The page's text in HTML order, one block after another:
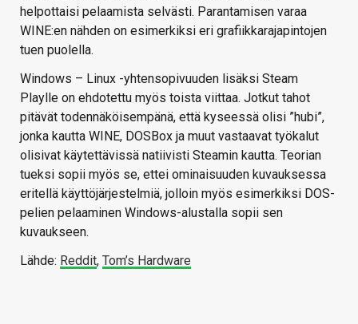
helpottaisi pelaamista selvästi. Parantamisen varaa
WINE:en nähden on esimerkiksi eri grafiikkarajapintojen
tuen puolella.
Windows – Linux -yhtensopivuuden lisäksi Steam
Playlle on ehdotettu myös toista viittaa. Jotkut tahot
pitävät todennäköisempänä, että kyseessä olisi ”hubi”,
jonka kautta WINE, DOSBox ja muut vastaavat työkalut
olisivat käytettävissä natiivisti Steamin kautta. Teorian
tueksi sopii myös se, ettei ominaisuuden kuvauksessa
eritellä käyttöjärjestelmiä, jolloin myös esimerkiksi DOS-
pelien pelaaminen Windows-alustalla sopii sen
kuvaukseen.
Lähde: Reddit, Tom’s Hardware